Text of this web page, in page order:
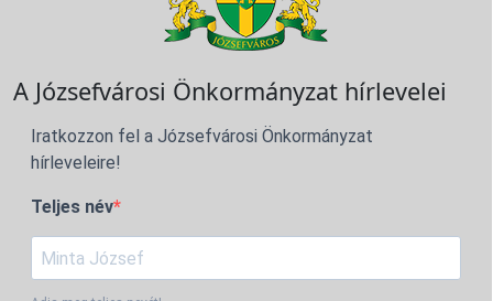
A Józsefvárosi Önkormányzat hírlevelei
Iratkozzon fel a Józsefvárosi Önkormányzat
hírleveleire!
Teljes név